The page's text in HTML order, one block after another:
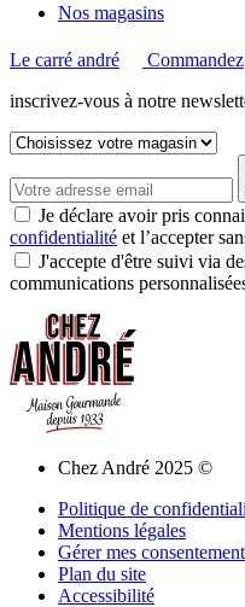
Nos magasins
Le carré andré
Commandez
inscrivez-vous à notre
Je déclare avoir pris
confidentialité et l’accepter
J'accepte d'être suivi via
communications
Chez André 2025 ©
Politique de
Mentions légales
Gérer mes
Plan du site
Accessibilité